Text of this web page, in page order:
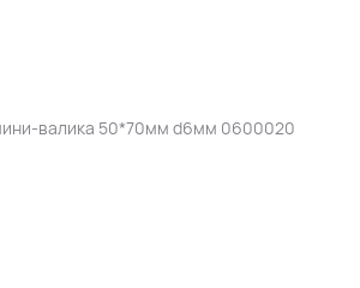
валика 50*70мм d6мм 0600020